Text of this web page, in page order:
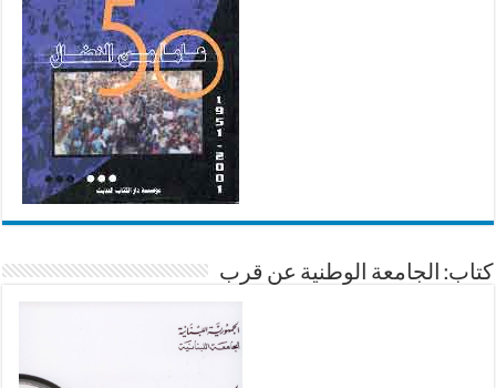
كتاب: الجامعة الوطنية عن قرب